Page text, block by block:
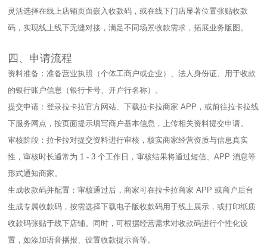
灵活选择在线上店铺页面嵌入收款码，或在线下门店显著位置张贴收款
码，实现线上线下无缝对接，满足不同场景收款需求，拓展业务版图。​
四、申请流程​
资料准备：准备营业执照（个体工商户或企业）、法人身份证、用于收款
的银行账户信息（银行卡号、开户行名称）。​
提交申请：登录拉卡拉官方网站、下载拉卡拉商家 APP，或前往拉卡拉线
下服务网点，按页面提示填写商户基本信息，上传相关资料提交申请。​
审核阶段：拉卡拉对提交资料进行审核，核实商家经营资质与信息真实
性，审核时长通常为 1 - 3 个工作日，审核结果将通过短信、APP 消息等
形式通知商家。​
生成收款码并配置：审核通过后，商家可在拉卡拉商家 APP 或商户后台
生成专属收款码，按需选择下载电子版收款码用于线上展示，或打印纸质
收款码张贴于线下店铺。同时，可根据经营需求对收款码进行个性化设
置，如添加语音播报、设置收款提示音等。​